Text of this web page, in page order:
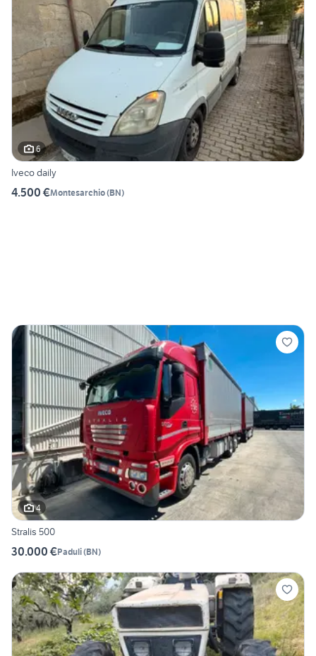
6
Iveco daily
4.500 €Montesarchio(BN)
4
Stralis 500
30.000 €Paduli(BN)